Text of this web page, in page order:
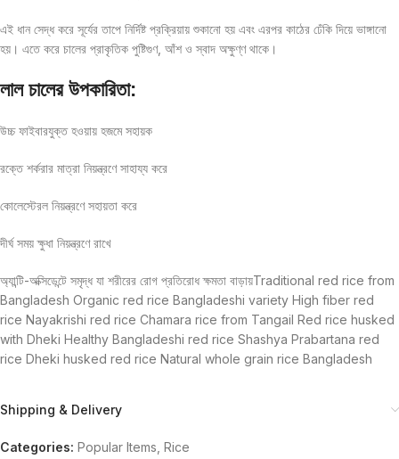
এই ধান সেদ্ধ করে সূর্যের তাপে নির্দিষ্ট প্রক্রিয়ায় শুকানো হয় এবং এরপর কাঠের ঢেঁকি দিয়ে ভাঙ্গানো
হয়। এতে করে চালের প্রাকৃতিক পুষ্টিগুণ, আঁশ ও স্বাদ অক্ষুণ্ণ থাকে।
লাল চালের উপকারিতা:
উচ্চ ফাইবারযুক্ত হওয়ায় হজমে সহায়ক
রক্তে শর্করার মাত্রা নিয়ন্ত্রণে সাহায্য করে
কোলেস্টেরল নিয়ন্ত্রণে সহায়তা করে
দীর্ঘ সময় ক্ষুধা নিয়ন্ত্রণে রাখে
অ্যান্টি-অক্সিডেন্টে সমৃদ্ধ যা শরীরের রোগ প্রতিরোধ ক্ষমতা বাড়ায়Traditional red rice from
Bangladesh Organic red rice Bangladeshi variety High fiber red
rice Nayakrishi red rice Chamara rice from Tangail Red rice husked
with Dheki Healthy Bangladeshi red rice Shashya Prabartana red
rice Dheki husked red rice Natural whole grain rice Bangladesh
Shipping & Delivery
Categories: Popular Items Rice